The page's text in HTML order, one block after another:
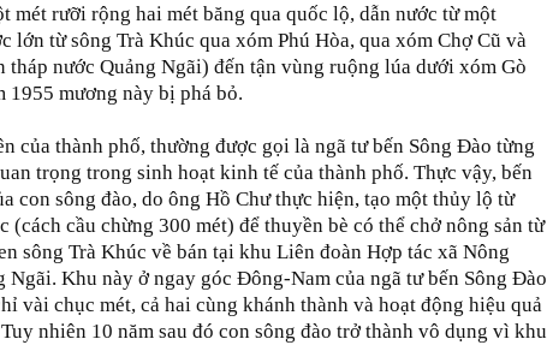
mét rưỡi rộng hai mét băng qua quốc lộ, dẫn nước từ một
lớn từ sông Trà Khúc qua xóm Phú Hòa, qua xóm Chợ Cũ và
tháp nước Quảng Ngãi) đến tận vùng ruộng lúa dưới xóm Gò
1955 mương này bị phá bỏ.
của thành phố, thường được gọi là ngã tư bến Sông Đào từng
trọng trong sinh hoạt kinh tế của thành phố. Thực vậy, bến
con sông đào, do ông Hồ Chư thực hiện, tạo một thủy lộ từ
(cách cầu chừng 300 mét) để thuyền bè có thể chở nông sản từ
sông Trà Khúc về bán tại khu Liên đoàn Hợp tác xã Nông
Ngãi. Khu này ở ngay góc Đông-Nam của ngã tư bến Sông Đào
vài chục mét, cả hai cùng khánh thành và hoạt động hiệu quả
nhiên 10 năm sau đó con sông đào trở thành vô dụng vì khu